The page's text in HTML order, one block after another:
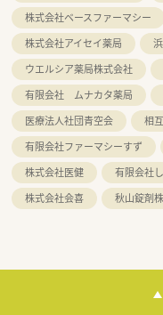
株式会社ベースファーマシー
株式会社アイセイ薬局
ウエルシア薬局株式会社
有限会社 ムナカタ薬局
医療法人社団青空会
相
有限会社ファーマシーすず
株式会社医健
有限会社
株式会社会喜
秋山錠剤